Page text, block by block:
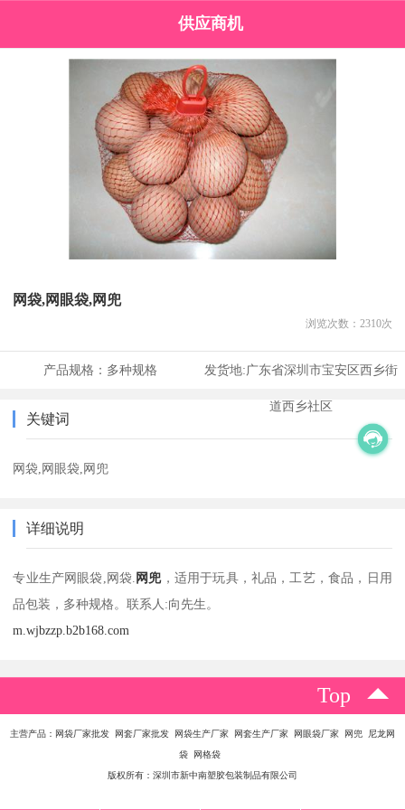
供应商机
网袋,网眼袋,网兜
浏览次数： 2310次
产品规格： 多种规格 发货地:广东省深圳市宝安区西乡街
道西乡社区
关键词
网袋,网眼袋,网兜
详细说明
专业生产网眼袋,网袋. 网兜，适用于玩具，礼品，工艺，食品，日用
品包装，多种规格。联系人:向先生。
m.wjbzzp.b2b168.com
Top
主营产品：网袋厂家批发 网套厂家批发 网袋生产厂家 网套生产厂家 网眼袋厂家 网兜 尼龙网
袋 网格袋
版权所有：深圳市新中南塑胶包装制品有限公司